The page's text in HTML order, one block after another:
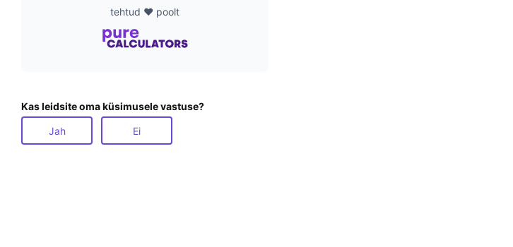
tehtud ❤️ poolt
Kas leidsite oma küsimusele vastuse?
Jah Ei